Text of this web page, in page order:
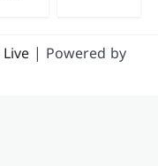
എണ്ണ
| Powered by